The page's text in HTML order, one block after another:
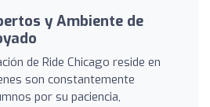
y Ambiente de
de Ride Chicago reside en
son constantemente
por su paciencia,